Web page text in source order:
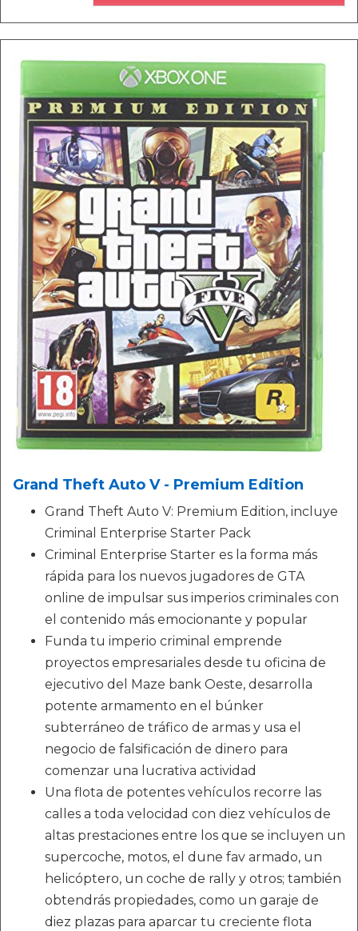
Grand Theft Auto V - Premium Edition
Grand Theft Auto V: Premium Edition, incluye
Criminal Enterprise Starter Pack
Criminal Enterprise Starter es la forma más
rápida para los nuevos jugadores de GTA
online de impulsar sus imperios criminales con
el contenido más emocionante y popular
Funda tu imperio criminal emprende
proyectos empresariales desde tu oficina de
ejecutivo del Maze bank Oeste, desarrolla
potente armamento en el búnker
subterráneo de tráfico de armas y usa el
negocio de falsificación de dinero para
comenzar una lucrativa actividad
Una flota de potentes vehículos recorre las
calles a toda velocidad con diez vehículos de
altas prestaciones entre los que se incluyen un
supercoche, motos, el dune fav armado, un
helicóptero, un coche de rally y otros; también
obtendrás propiedades, como un garaje de
diez plazas para aparcar tu creciente flota